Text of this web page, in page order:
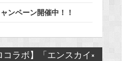
ンペーン開催中！！
コラボ】「エンスカイ×